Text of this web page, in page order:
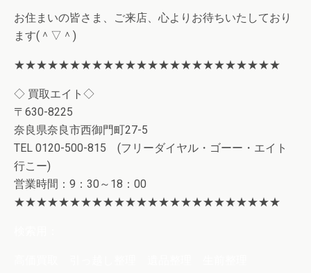
お住まいの皆さま、ご来店、心よりお待ちいたしており
ます(＾▽＾)
★★★★★★★★★★★★★★★★★★★★★★★★
◇ 買取エイト◇
〒630-8225
奈良県奈良市西御門町27-5
TEL 0120-500-815 (フリーダイヤル・ゴーー・エイト
行こー)
営業時間：9：30～18：00
★★★★★★★★★★★★★★★★★★★★★★★★